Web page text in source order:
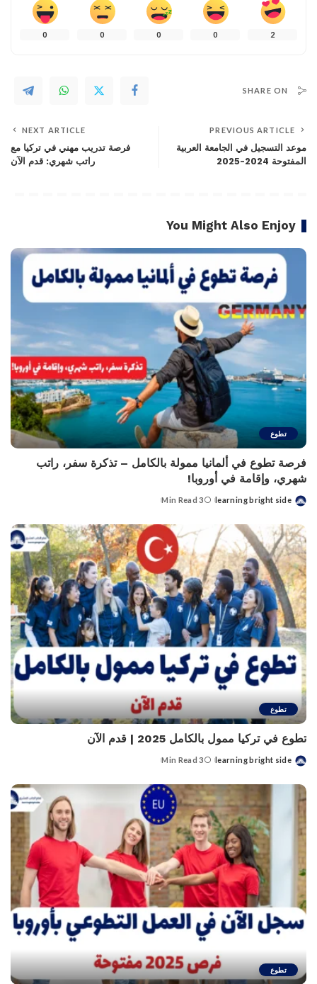
2
0
0
0
0
SHARE ON
PREVIOUS ARTICLE
موعد التسجيل في الجامعة العربية
المفتوحة 2024-2025
NEXT ARTICLE
فرصة تدريب مهني في تركيا مع
راتب شهري: قدم الآن
You Might Also Enjoy
تطوع
فرصة تطوع في ألمانيا ممولة بالكامل – تذكرة سفر، راتب
شهري، وإقامة في أوروبا!
Posted
learning bright side
3 Min Read
تطوع
تطوع في تركيا ممول بالكامل 2025 | قدم الآن
Posted
learning bright side
3 Min Read
تطوع